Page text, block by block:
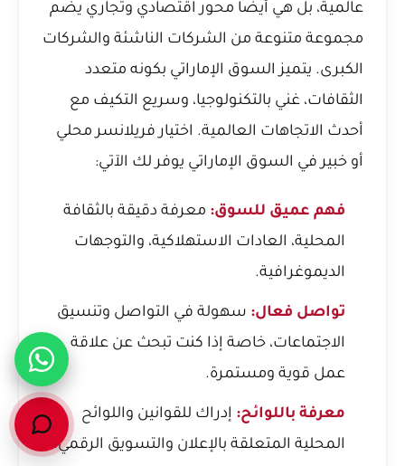
عالمية، بل هي أيضاً محور اقتصادي وتجاري يضم
مجموعة متنوعة من الشركات الناشئة والشركات
الكبرى. يتميز السوق الإماراتي بكونه متعدد
الثقافات، غني بالتكنولوجيا، وسريع التكيف مع
أحدث الاتجاهات العالمية. اختيار فريلانسر محلي
أو خبير في السوق الإماراتي يوفر لك الآتي:
فهم عميق للسوق: معرفة دقيقة بالثقافة
المحلية، العادات الاستهلاكية، والتوجهات
الديموغرافية.
تواصل فعال: سهولة في التواصل وتنسيق
الاجتماعات، خاصة إذا كنت تبحث عن علاقة
عمل قوية ومستمرة.
معرفة باللوائح: إدراك للقوانين واللوائح
المحلية المتعلقة بالإعلان والتسويق الرقمي.